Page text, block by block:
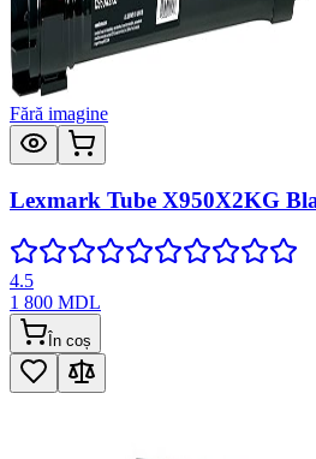
Fără imagine
Lexmark Tube X950X2KG
4.5
1 800 MDL
În coș